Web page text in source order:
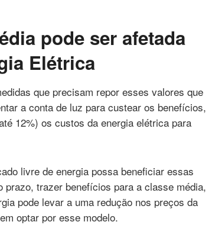
pode ser afetada
Elétrica
que precisam repor esses valores que
a conta de luz para custear os benefícios,
12%) os custos da energia elétrica para
livre de energia possa beneficiar essas
trazer benefícios para a classe média,
pode levar a uma redução nos preços da
optar por esse modelo.